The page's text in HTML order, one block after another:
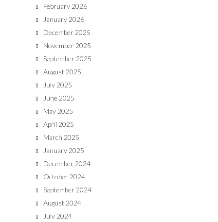
February 2026
January 2026
December 2025
November 2025
September 2025
August 2025
July 2025
June 2025
May 2025
April 2025
March 2025
January 2025
December 2024
October 2024
September 2024
August 2024
July 2024